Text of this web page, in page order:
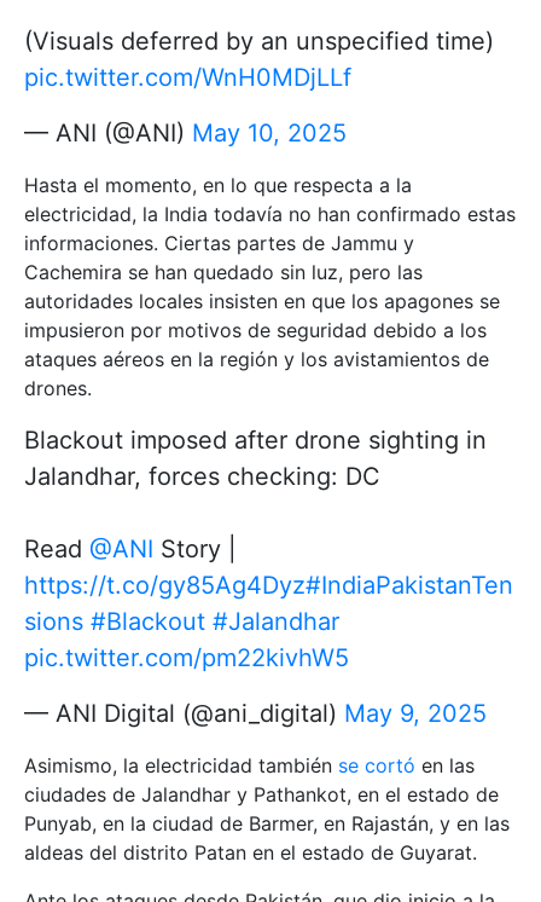
(Visuals deferred by an unspecified time)
pic.twitter.com/WnH0MDjLLf
— ANI (@ANI) May 10, 2025
Hasta el momento, en lo que respecta a la
electricidad, la India todavía no han confirmado estas
informaciones. Ciertas partes de Jammu y
Cachemira se han quedado sin luz, pero las
autoridades locales insisten en que los apagones se
impusieron por motivos de seguridad debido a los
ataques aéreos en la región y los avistamientos de
drones.
Blackout imposed after drone sighting in
Jalandhar, forces checking: DC
Read @ANI Story |
https://t.co/gy85Ag4Dyz#IndiaPakistanTen
sions #Blackout #Jalandhar
pic.twitter.com/pm22kivhW5
— ANI Digital (@ani_digital) May 9, 2025
Asimismo, la electricidad también se cortó en las
ciudades de Jalandhar y Pathankot, en el estado de
Punyab, en la ciudad de Barmer, en Rajastán, y en las
aldeas del distrito Patan en el estado de Guyarat.